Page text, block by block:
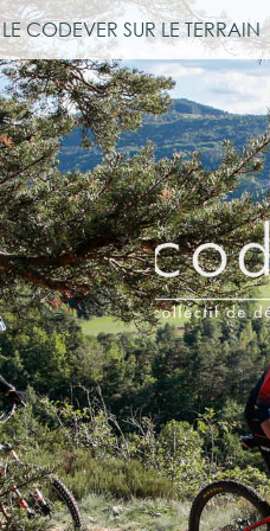
LE CODEVER SUR LE TERRAIN